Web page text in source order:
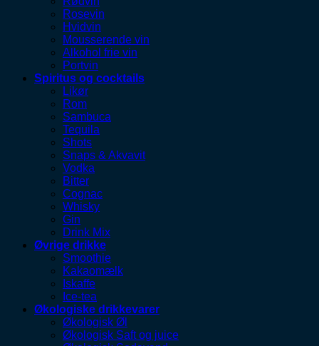
Rosevin
Hvidvin
Mousserende vin
Alkohol frie vin
Portvin
Spiritus og cocktails
Likør
Rom
Sambuca
Tequila
Shots
Snaps & Akvavit
Vodka
Bitter
Cognac
Whisky
Gin
Drink Mix
Øvrige drikke
Smoothie
Kakaomælk
Iskaffe
Ice-tea
Økologiske drikkevarer
Økologisk Øl
Økologisk Saft og juice